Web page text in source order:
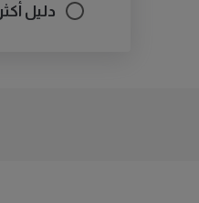
دليل أكثر